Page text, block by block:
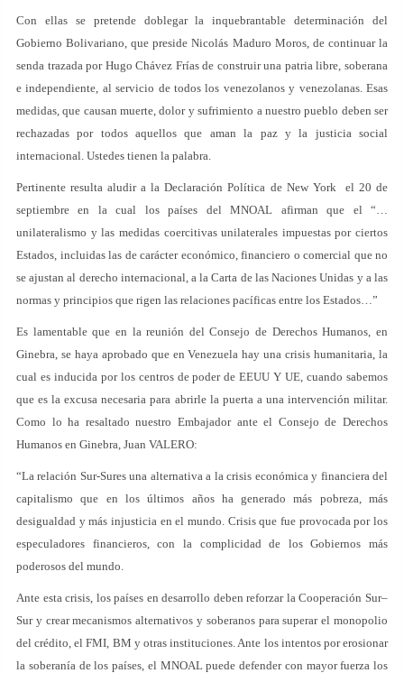
Con ellas se pretende doblegar la inquebrantable determinación del
Gobierno Bolivariano, que preside Nicolás Maduro Moros, de continuar la
senda trazada por Hugo Chávez Frías de construir una patria libre, soberana
e independiente, al servicio de todos los venezolanos y venezolanas. Esas
medidas, que causan muerte, dolor y sufrimiento a nuestro pueblo deben ser
rechazadas por todos aquellos que aman la paz y la justicia social
internacional. Ustedes tienen la palabra.
Pertinente resulta aludir a la Declaración Política de New York el 20 de
septiembre en la cual los países del MNOAL afirman que el “…
unilateralismo y las medidas coercitivas unilaterales impuestas por ciertos
Estados, incluidas las de carácter económico, financiero o comercial que no
se ajustan al derecho internacional, a la Carta de las Naciones Unidas y a las
normas y principios que rigen las relaciones pacíficas entre los Estados…”
Es lamentable que en la reunión del Consejo de Derechos Humanos, en
Ginebra, se haya aprobado que en Venezuela hay una crisis humanitaria, la
cual es inducida por los centros de poder de EEUU Y UE, cuando sabemos
que es la excusa necesaria para abrirle la puerta a una intervención militar.
Como lo ha resaltado nuestro Embajador ante el Consejo de Derechos
Humanos en Ginebra, Juan VALERO:
“La relación Sur-Sures una alternativa a la crisis económica y financiera del
capitalismo que en los últimos años ha generado más pobreza, más
desigualdad y más injusticia en el mundo. Crisis que fue provocada por los
especuladores financieros, con la complicidad de los Gobiernos más
poderosos del mundo.
Ante esta crisis, los países en desarrollo deben reforzar la Cooperación Sur–
Sur y crear mecanismos alternativos y soberanos para superar el monopolio
del crédito, el FMI, BM y otras instituciones. Ante los intentos por erosionar
la soberanía de los países, el MNOAL puede defender con mayor fuerza los